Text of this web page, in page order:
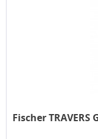
Fischer TRAVERS